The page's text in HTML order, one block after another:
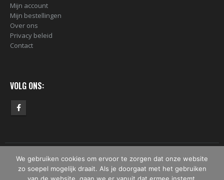
Mijn account
Mijn bestellingen
Over ons
Privacy beleid
Contact
VOLG ONS:
© Copyright 2019 - 2026 - Bomber.nl. Alle rechten voorbehouden.
We gebruiken cookies om ervoor te zorgen dat onze website
zo soepel mogelijk draait. Als je doorgaat met het gebruiken